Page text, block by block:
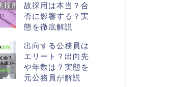
故採用は本当？合
否に影響する？実
態を徹底解説
出向する公務員は
エリート？出向先
や年数は？実態を
元公務員が解説